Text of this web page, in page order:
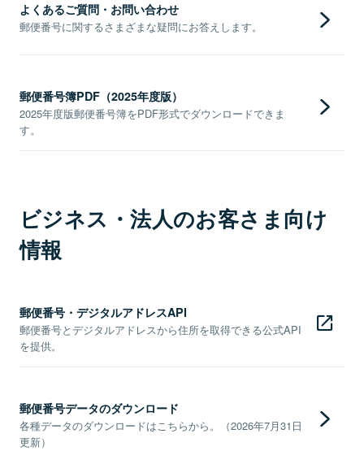
よくあるご質問・お問い合わせ
郵便番号に関するさまざまな疑問にお答えします。
郵便番号簿PDF（2025年度版）
2025年度版郵便番号簿をPDF形式でダウンロードできま
す。
ビジネス・法人のお客さま向け
情報
郵便番号・デジタルアドレスAPI
郵便番号とデジタルアドレスから住所を取得できる公式API
を提供。
郵便番号データのダウンロード
各種データのダウンロードはこちらから。（2026年7月31日
更新）